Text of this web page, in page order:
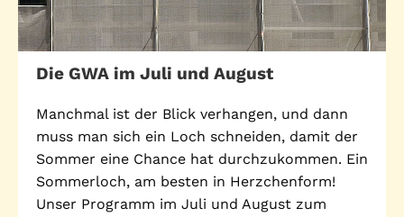
Die GWA im Juli und August
Manchmal ist der Blick verhangen, und dann
muss man sich ein Loch schneiden, damit der
Sommer eine Chance hat durchzukommen. Ein
Sommerloch, am besten in Herzchenform!
Unser Programm im Juli und August zum